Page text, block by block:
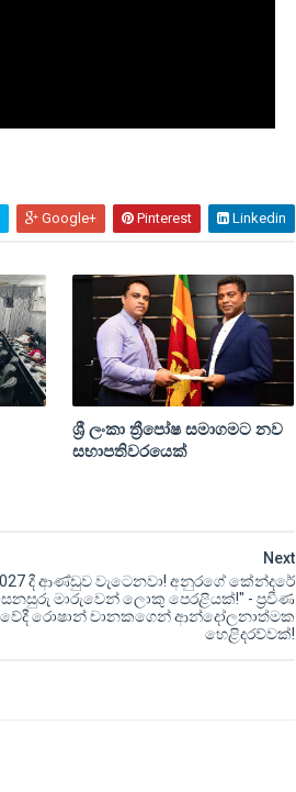
Google+ Pinterest Linkedin
ශ්‍රී ලංකා ත්‍රීපෝෂ සමාගමට නව
සභාපතිවරයෙක්
Next
දී ආණ්ඩුව වැටෙනවා! අනුරගේ කේන්දරේ
මාරුවෙන් ලොකු පෙරළියක්!" - ප්‍රවීණ
රොෂාන් චානකගෙන් ආන්දෝලනාත්මක
හෙළිදරව්වක්!